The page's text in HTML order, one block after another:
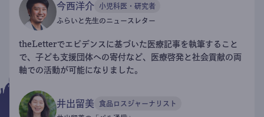
今西洋介 小児科医・研究者
ふらいと先生のニュースレター
theLetterでエビデンスに基づいた医療記事を執筆すること
で、子ども支援団体への寄付など、医療啓発と社会貢献の両
軸での活動が可能になりました。
井出留美 食品ロスジャーナリスト